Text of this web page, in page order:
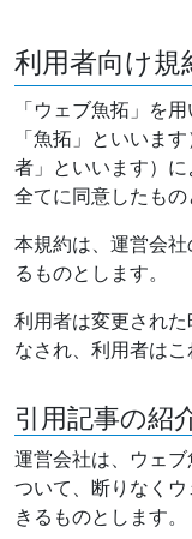
利用者向け規
「ウェブ魚拓」を
「魚拓」といいま
者」といいます）
全てに同意したもの
本規約は、運営会
るものとします。
利用者は変更され
なされ、利用者はこ
引用記事の紹
運営会社は、ウェ
ついて、断りなく
きるものとします。